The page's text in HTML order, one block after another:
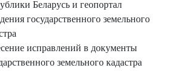
Беларусь и геопортал
государственного земельного
исправлений в документы
земельного кадастра